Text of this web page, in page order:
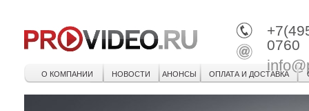
0760
О КОМПАНИИ НОВОСТИ АНОНСЫ ОПЛАТА И ДОСТАВКА